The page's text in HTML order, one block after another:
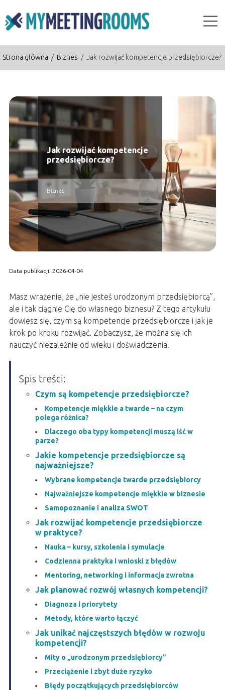
Strona główna / Biznes / Jak rozwijać kompetencje przedsiębiorcze?
Jak rozwijać kompetencje
przedsiębiorcze?
Biznes
Data publikacji: 2026-04-04
Masz wrażenie, że „nie jesteś urodzonym przedsiębiorcą”,
ale i tak ciągnie Cię do własnego biznesu? Z tego artykułu
dowiesz się, czym są kompetencje przedsiębiorcze i jak je
krok po kroku rozwijać. Zobaczysz, że można się ich
nauczyć niezależnie od wieku i doświadczenia.
Spis treści:
Czym są kompetencje przedsiębiorcze?
Kompetencje miękkie a twarde – na czym
polega różnica?
Dlaczego oba typy kompetencji muszą iść w
parze?
Jakie kompetencje przedsiębiorcze są
najważniejsze?
Wybrane kompetencje twarde przedsiębiorcy
Najważniejsze kompetencje miękkie w biznesie
Samopoznanie i analiza SWOT
Jak rozwijać kompetencje przedsiębiorcze
w praktyce?
Nauka – kursy, szkolenia i symulacje
Codzienna praktyka i wnioski z błędów
Mentoring, networking i informacja zwrotna
Jak planować rozwój własnych kompetencji?
Diagnoza i priorytety
Metody, które warto łączyć
Jak unikać najczęstszych błędów w rozwoju
kompetencji?
Mity o „urodzonym przedsiębiorcy”
Przeciążenie i zbyt duże ryzyko
Błędy początkujących przedsiębiorców